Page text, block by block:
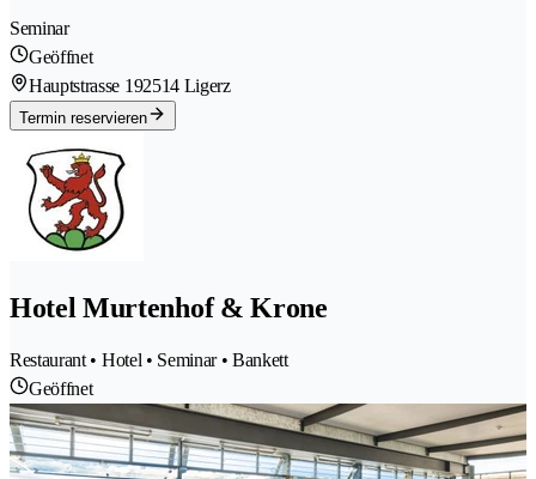
Seminar
Geöffnet
Hauptstrasse 192514 Ligerz
Termin reservieren
Hotel Murtenhof & Krone
Restaurant • Hotel • Seminar • Bankett
Geöffnet